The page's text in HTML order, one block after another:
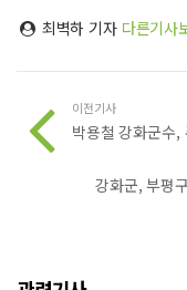
최벽하 기자 다른기사
이전기사
박용철 강화군수,
강화군, 부평